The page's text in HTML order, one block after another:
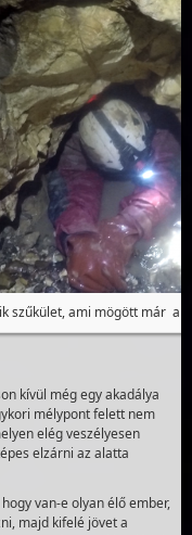
szűkület, ami mögött már a
kívül még egy akadálya
mélypont felett nem
elég veszélyesen
elzárni az alatta
van-e olyan élő ember,
majd kifelé jövet a